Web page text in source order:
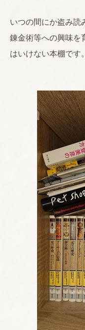
いつの間にか盗み読
錬金術等への興味を
はいけない本棚です。